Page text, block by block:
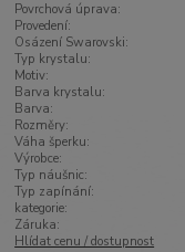
Povrchová úprava:
Provedení:
Osázení Swarovski:
Typ krystalu:
Motiv:
Barva krystalu:
Barva:
Rozměry:
Váha šperku:
Výrobce:
Typ náušnic:
Typ zapínání:
kategorie:
Záruka:
Hlídat cenu / dostupnost